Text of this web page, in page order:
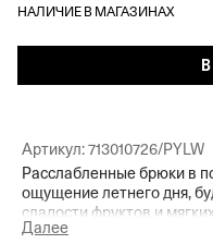
НАЛИЧИЕ В МАГАЗИНАХ
Артикул: 713010726/PYLW
Расслабленные брюки в
ощущение летнего дня,
сладости фруктов и
посадка и эластичный
Далее